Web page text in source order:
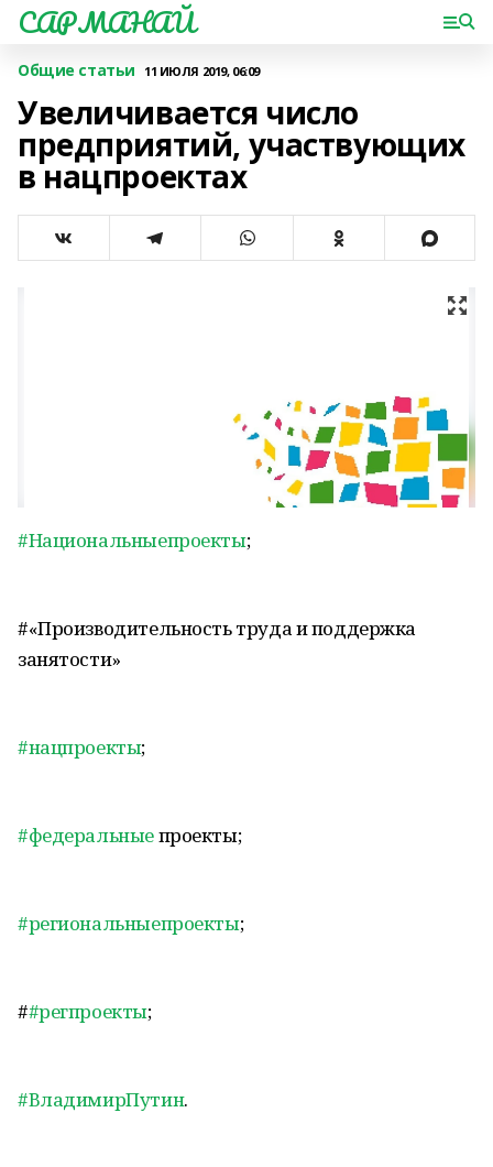
САРМАНАЙ
Общие статьи 11 ИЮЛЯ 2019, 06:09
Увеличивается число
предприятий, участвующих
в нацпроектах
#Национальныепроекты;
#«Производительность труда и поддержка
занятости»
#нацпроекты;
#федеральныепроекты;
#региональныепроекты;
##регпроекты;
#ВладимирПутин.